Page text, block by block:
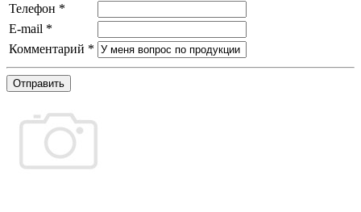
Телефон *
E-mail *
Комментарий *
Отправить